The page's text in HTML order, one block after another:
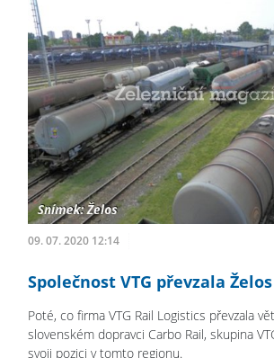
09. 07. 2020 12:14
Společnost VTG převzala Želos
Poté, co firma VTG Rail Logistics převzala
slovenském dopravci Carbo Rail, skupina
svoji pozici v tomto regionu.